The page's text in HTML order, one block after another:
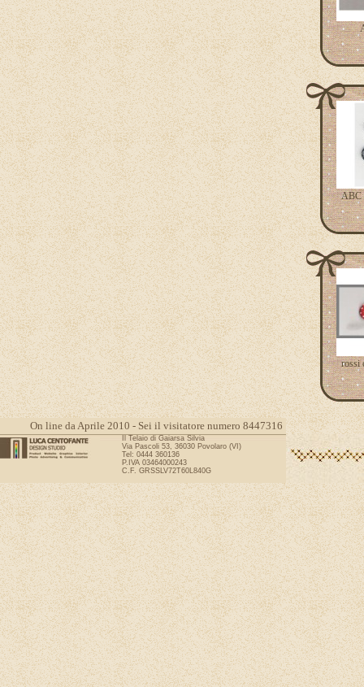
ABC
rossi
On line da Aprile 2010 - Sei il visitatore numero 8447316
Il Telaio di Gaiarsa Silvia
Via Pascoli 53, 36030 Povolaro (VI)
Tel: 0444 360136
P.IVA 03464000243
C.F. GRSSLV72T60L840G